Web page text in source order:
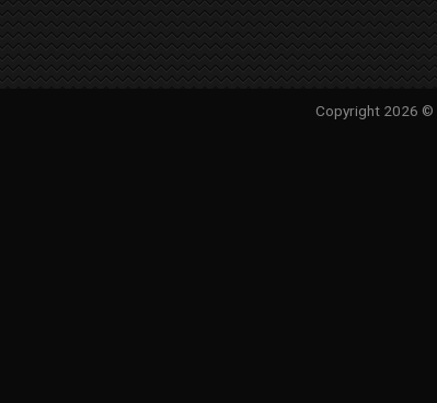
Copyright 2026 ©